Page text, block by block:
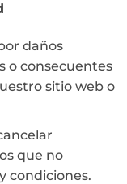
daños
o consecuentes
sitio web o
que no
condiciones.